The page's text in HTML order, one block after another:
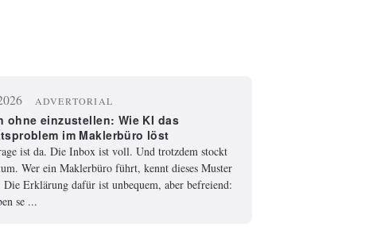
ADVERTORIAL
ohne einzustellen: Wie KI das
im Maklerbüro löst
ist da. Die Inbox ist voll. Und trotzdem stockt
Wer ein Maklerbüro führt, kennt dieses Muster
Erklärung dafür ist unbequem, aber befreiend:
se ...